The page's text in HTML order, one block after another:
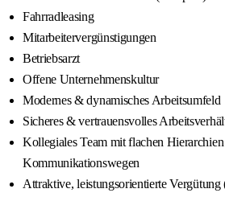
Fahrradleasing
Mitarbeitervergünstigungen
Betriebsarzt
Offene Unternehmenskultur
Modernes & dynamisches Arbeitsumfeld
Sicheres & vertrauensvolles
Kollegiales Team mit flachen
Kommunikationswegen
Attraktive, leistungsorientierte